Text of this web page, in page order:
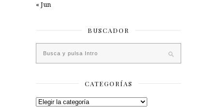
« Jun
BUSCADOR
CATEGORÍAS
Categorías